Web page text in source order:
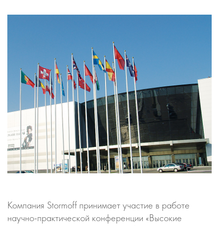
Компания Stormoff принимает участие в работе
научно-практической конференции «Высокие